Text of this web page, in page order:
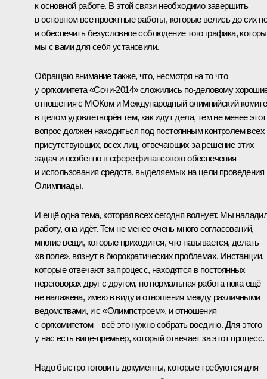
к основной работе. В этой связи необходимо завершить
в основном все проектные работы, которые велись до сих
и обеспечить безусловное соблюдение того графика,
мы с вами для себя установили.
Обращаю внимание также, что, несмотря на то что
у оргкомитета «Сочи-2014» сложились по‑деловому
отношения с МОКом и Международный олимпийский
в целом удовлетворён тем, как идут дела, тем не менее этот
вопрос должен находиться под постоянным контролем всех
присутствующих, всех лиц, отвечающих за решение этих
задач и особенно в сфере финансового обеспечения
и использования средств, выделяемых на цели проведения
Олимпиады.
И ещё одна тема, которая всех сегодня волнует. Мы
работу, она идёт. Тем не менее очень много согласований,
многие вещи, которые приходится, что называется, делать
«в поле», вязнут в бюрократических проблемах. Инстанции,
которые отвечают за процесс, находятся в постоянных
переговорах друг с другом, но нормальная работа пока ещё
не налажена, имею в виду и отношения между различными
ведомствами, и с «Олимпстроем», и отношения
с оргкомитетом – всё это нужно собрать воедино. Для этого
у нас есть вице-премьер, который отвечает за этот процесс.
Надо быстро готовить документы, которые требуются для